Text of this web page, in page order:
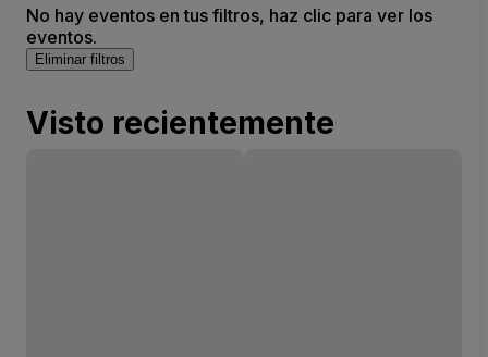
No hay eventos en tus filtros, haz clic para ver los
eventos.
Eliminar filtros
Visto recientemente